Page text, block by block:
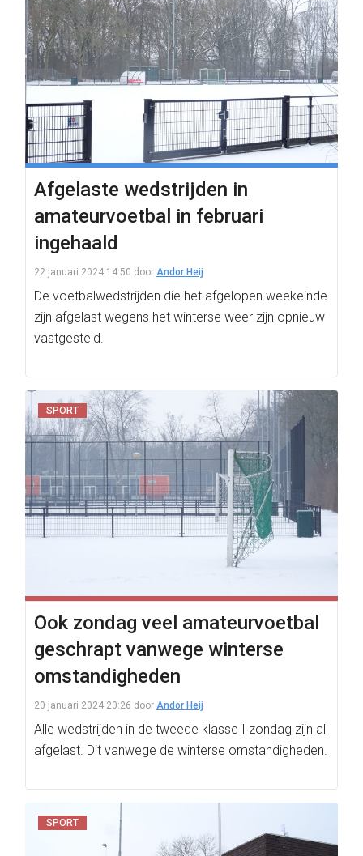
Afgelaste wedstrijden in
amateurvoetbal in februari
ingehaald
22 januari 2024 14:50 door Andor Heij
De voetbalwedstrijden die het afgelopen weekeinde
zijn afgelast wegens het winterse weer zijn opnieuw
vastgesteld.
SPORT
Ook zondag veel amateurvoetbal
geschrapt vanwege winterse
omstandigheden
20 januari 2024 20:26 door Andor Heij
Alle wedstrijden in de tweede klasse I zondag zijn al
afgelast. Dit vanwege de winterse omstandigheden.
SPORT